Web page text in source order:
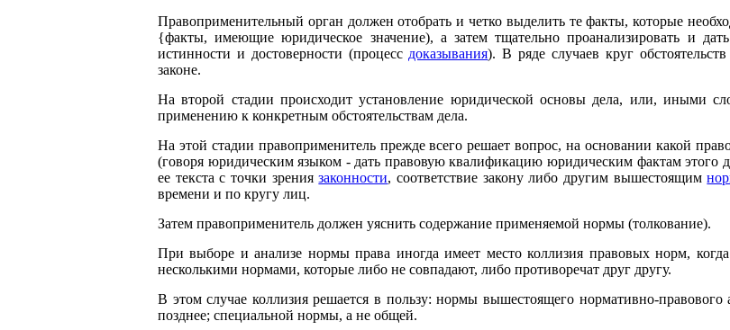
Правоприменительный орган должен отобрать и четко выделить те факты, которые
{факты, имеющие юридическое значение), а затем тщательно проанализировать и
истинности и достоверности (процесс доказывания). В ряде случаев круг
законе.
На второй стадии происходит установление юридической основы дела, или, иными
применению к конкретным обстоятельствам дела.
На этой стадии правоприменитель прежде всего решает вопрос, на основании какой
(говоря юридическим языком - дать правовую квалификацию юридическим фактам этого
ее текста с точки зрениязаконности, соответствие закону либо другим вышестоящим
времени и по кругу лиц.
Затем правоприменитель должен уяснить содержание применяемой нормы (толкование).
При выборе и анализе нормы права иногда имеет место коллизия правовых норм,
несколькими нормами, которые либо не совпадают, либо противоречат друг другу.
В этом случае коллизия решается в пользу: нормы вышестоящего нормативно-
позднее; специальной нормы, а не общей.